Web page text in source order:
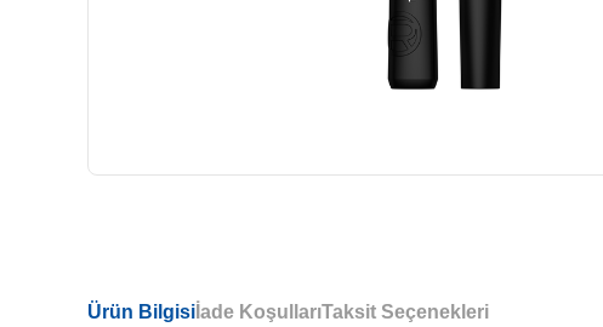
Ürün Bilgisi İade KoşullarıTaksit Seçenekleri